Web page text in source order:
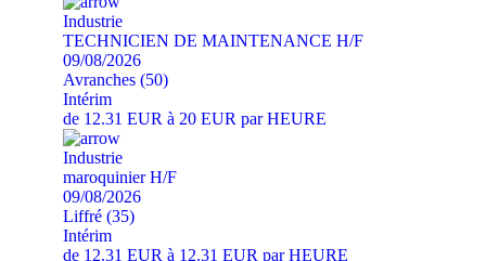
Industrie
TECHNICIEN DE MAINTENANCE H/F
09/08/2026
Avranches (50)
Intérim
de 12.31 EUR à 20 EUR par HEURE
Industrie
maroquinier H/F
09/08/2026
Liffré (35)
Intérim
de 12.31 EUR à 12.31 EUR par HEURE